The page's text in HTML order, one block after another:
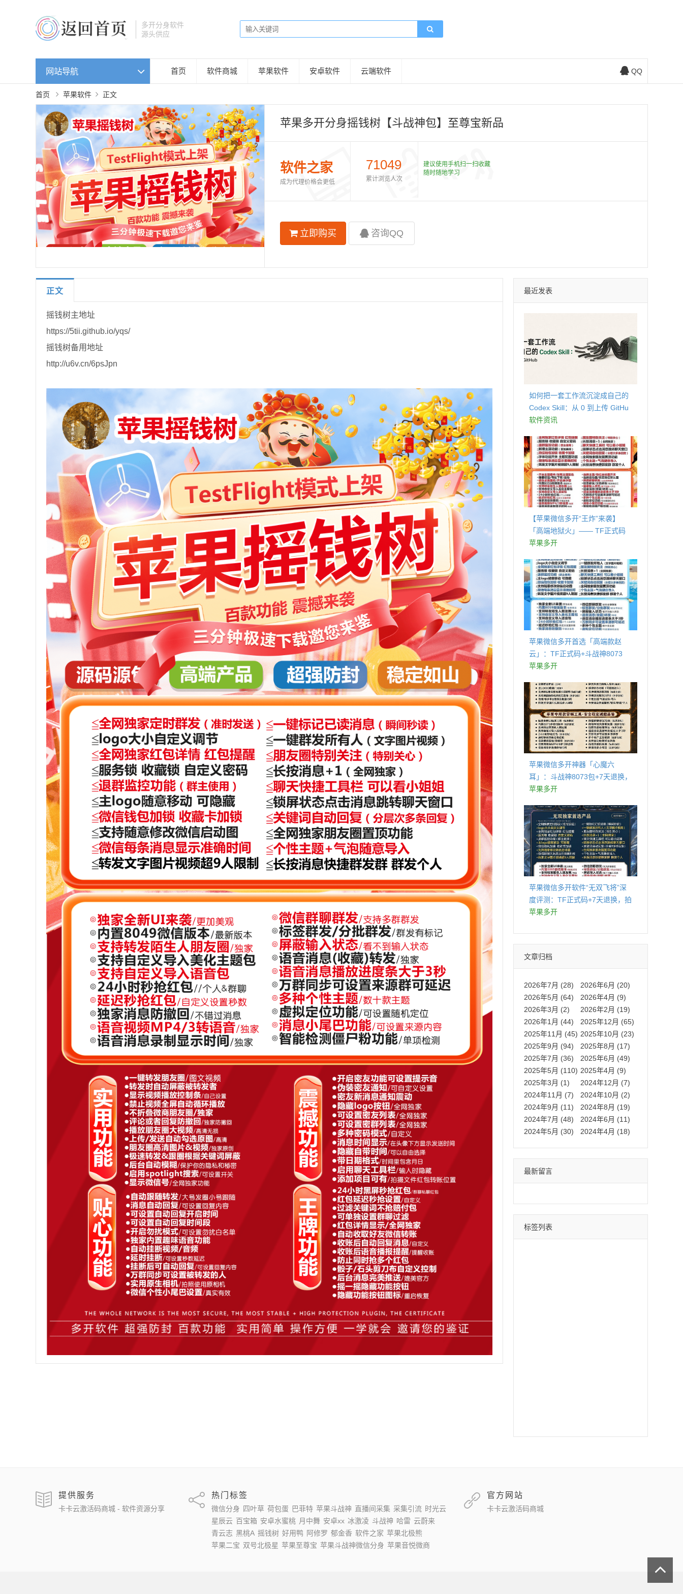
多开分身软件
源头供应
网站导航 首页 软件商城 苹果软件 安卓软件 云端软件 QQ
首页 苹果软件 正文
苹果多开分身摇钱树【斗战神包】至尊宝新品
软件之家
成为代理价格会更低
71049
累计浏览人次
建议使用手机扫一扫收藏
随时随地学习
立即购买 咨询QQ
正文
摇钱树主地址
https://5tii.github.io/yqs/
摇钱树备用地址
http://u6v.cn/6psJpn
最近发表
如何把一套工作流沉淀成自己的
Codex Skill：从 0 到上传 GitHu
b
软件资讯
【苹果微信多开“王炸”来袭】
「高端地狱火」—— TF正式码
+斗战神8073包，7天退换，安全
苹果多开
苹果微信多开首选「高端款赵
云」：TF正式码+斗战神8073
包，7天退换认准拍拍卡激活码
苹果多开
苹果微信多开神器「心魔六
耳」：斗战神8073包+7天退换，
认准拍拍卡激活码商城
苹果多开
苹果微信多开软件“无双飞将”深
度评测：TF正式码+7天退换，拍
拍卡激活码商城正品保障
苹果多开
文章归档
2026年7月 (28)
2026年6月 (20)
2026年5月 (64)
2026年4月 (9)
2026年3月 (2)
2026年2月 (19)
2026年1月 (44)
2025年12月 (65)
2025年11月 (45) 2025年10月 (23)
2025年9月 (94)
2025年8月 (17)
2025年7月 (36)
2025年6月 (49)
2025年5月 (110) 2025年4月 (9)
2025年3月 (1)
2024年12月 (7)
2024年11月 (7)
2024年10月 (2)
2024年9月 (11)
2024年8月 (19)
2024年7月 (48)
2024年6月 (11)
2024年5月 (30)
2024年4月 (18)
最新留言
标签列表
提供服务
卡卡云激活码商城 - 软件资源分享
热门标签
微信分身 四叶草 荷包蛋 巴菲特 苹果斗战神 直播间采集 采集引流 时光云
星辰云 百宝箱 安卓水蜜桃 月中舞 安卓xx 冰激凌 斗战神 哈雷 云蔚来
青云志 黑桃A 摇钱树 好用鸭 阿修罗 郁金香 软件之家 苹果北极熊
苹果二宝 双号北极星 苹果至尊宝 苹果斗战神微信分身 苹果音悦微商
官方网站
卡卡云激活码商城